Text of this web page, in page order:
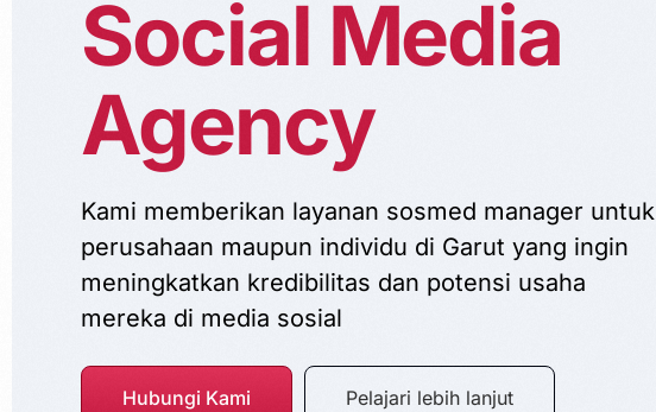
Social Media
Agency
Kami memberikan layanan sosmed manager untuk
perusahaan maupun individu di Garut yang ingin
meningkatkan kredibilitas dan potensi usaha
mereka di media sosial
Hubungi Kami Pelajari lebih lanjut